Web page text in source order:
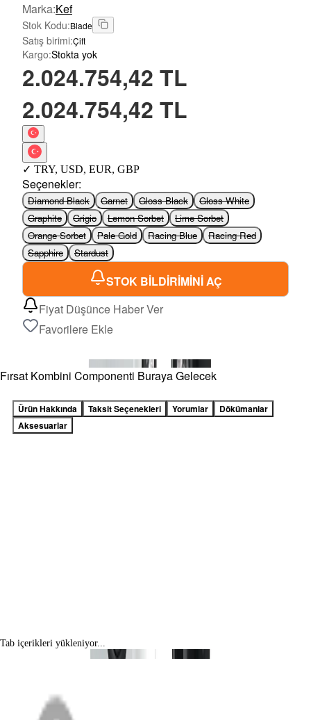
Marka:Kef
Stok Kodu:Blade
Satış birimi:Çift
Kargo:Stokta yok
2.024.754,42 TL
2.024.754,42 TL
✓ TRY, USD, EUR, GBP
Seçenekler:
Diamond Black Garnet Gloss Black
Gloss White
Graphite
Grigio Lemon Sorbet
Lime Sorbet
Orange Sorbet
Pale Gold Racing Blue
Racing Red
Sapphire
Stardust
STOK BİLDİRİMİNİ AÇ
Fiyat Düşünce Haber Ver
Favorilere Ekle
Fırsat Kombini Componenti Buraya Gelecek
Ürün Hakkında Taksit Seçenekleri Yorumlar
Dökümanlar
Aksesuarlar
Tab içerikleri yükleniyor...
MENÜ